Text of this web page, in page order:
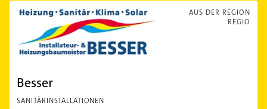
AUS DER REGION
REGIO
Besser
SANITÄRINSTALLATIONEN